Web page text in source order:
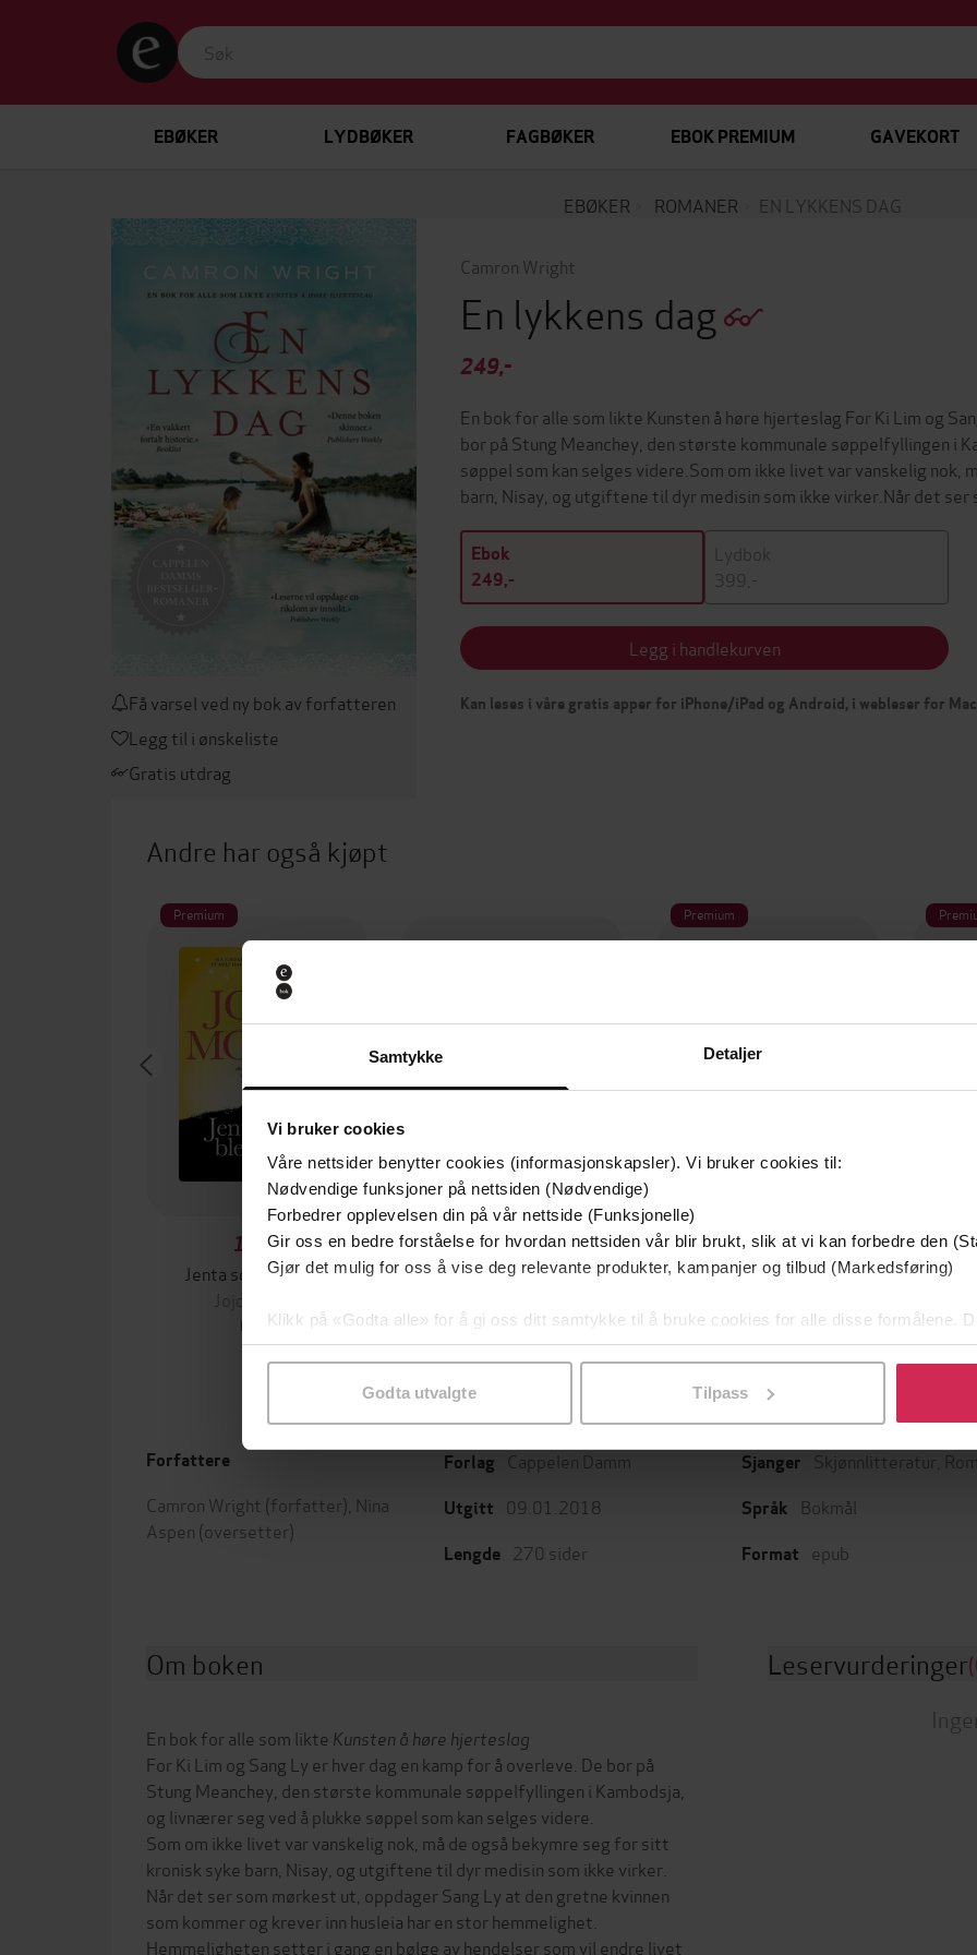
Samtykke Detaljer
Vi bruker cookies
Våre nettsider benytter cookies (informasjonskapsler). Vi bruker cookies til:
Nødvendige funksjoner på nettsiden (Nødvendige)
Forbedrer opplevelsen din på vår nettside (Funksjonelle)
Gir oss en bedre forståelse for hvordan nettsiden vår blir brukt, slik at vi kan forbedre den
Gjør det mulig for oss å vise deg relevante produkter, kampanjer og tilbud (Markedsføring)
Klikk på «Godta alle» for å gi oss ditt samtykke til å bruke cookies for alle disse formålene.
samtykke til spesifikke formål ved å klikke på «Tilpass». Du kan når som helst trekke
Godta utvalgte Tilpass
EBØKER LYDBØKER FAGBØKER EBOK PREMIUM GAVEKORT
EBØKER ROMANER EN LYKKENS DAG
Få varsel ved ny bok av forfatteren
Legg til i ønskeliste
Gratis utdrag
Camron Wright
En lykkens dag
249,-
En bok for alle som likte Kunsten å høre hjerteslag For Ki Lim og
bor på Stung Meanchey, den største kommunale søppelfyllingen i
søppel som kan selges videre.Som om ikke livet var vanskelig nok,
barn, Nisay, og utgiftene til dyr medisin som ikke virker.Når det ser
Ebok
249,-
Lydbok
399,-
Legg i handlekurven
Kan leses i våre gratis apper for iPhone/iPad og Android, i webleser for
Andre har også kjøpt
Premium
149,-
Jenta som ble igjen
EBOK
249,-
Kjærlighetsbrevet
EBOK
Premium
149,-
Fremdeles meg
EBOK
Forfattere
Camron Wright (forfatter), Nina
Aspen (oversetter)
Forlag Cappelen Damm
Utgitt 09.01.2018
Lengde 270 sider
Sjanger Skjønnlitteratur
Språk Bokmål
Format epub
Om boken
En bok for alle som likte Kunsten å høre hjerteslag
For Ki Lim og Sang Ly er hver dag en kamp for å overleve. De bor på
Stung Meanchey, den største kommunale søppelfyllingen i Kambodsja,
og livnærer seg ved å plukke søppel som kan selges videre.
Som om ikke livet var vanskelig nok, må de også bekymre seg for sitt
kronisk syke barn, Nisay, og utgiftene til dyr medisin som ikke virker.
Når det ser som mørkest ut, oppdager Sang Ly at den gretne kvinnen
som kommer og krever inn husleia har en stor hemmelighet.
Hemmeligheten setter i gang en bølge av hendelser som vil endre livet
Leservurderinger